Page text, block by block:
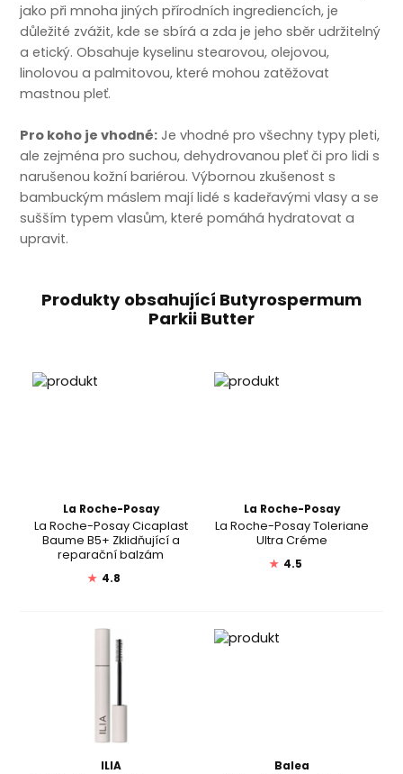
jako při mnoha jiných přírodních ingrediencích, je
důležité zvážit, kde se sbírá a zda je jeho sběr udržitelný
a etický. Obsahuje kyselinu stearovou, olejovou,
linolovou a palmitovou, které mohou zatěžovat
mastnou pleť.
Pro koho je vhodné: Je vhodné pro všechny typy pleti,
ale zejména pro suchou, dehydrovanou pleť či pro lidi s
narušenou kožní bariérou. Výbornou zkušenost s
bambuckým máslem mají lidé s kadeřavými vlasy a se
sušším typem vlasům, které pomáhá hydratovat a
upravit.
Produkty obsahující Butyrospermum
Parkii Butter
La Roche-Posay
La Roche-Posay Cicaplast
Baume B5+ Zklidňující a
reparační balzám
★ 4.8
La Roche-Posay
La Roche-Posay Toleriane
Ultra Créme
★ 4.5
ILIA Balea